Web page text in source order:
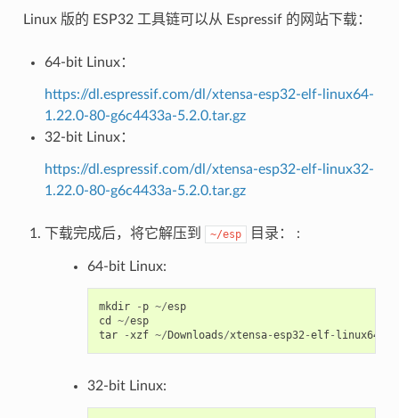
Linux 版的 ESP32 工具链可以从 Espressif 的网站下载：
64-bit Linux：
https://dl.espressif.com/dl/xtensa-esp32-elf-linux64-
1.22.0-80-g6c4433a-5.2.0.tar.gz
32-bit Linux：
https://dl.espressif.com/dl/xtensa-esp32-elf-linux32-
1.22.0-80-g6c4433a-5.2.0.tar.gz
下载完成后，将它解压到 ~/esp 目录： :
64-bit Linux:
mkdir - p ~/esp
cd
~/esp
tar
-xzf ~/Downloads/xtensa-esp32-elf- linux64
32-bit Linux: